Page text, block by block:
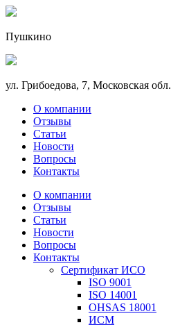
Пушкино
ул. Грибоедова, 7, Московская обл.
О компании
Отзывы
Статьи
Новости
Вопросы
Контакты
О компании
Отзывы
Статьи
Новости
Вопросы
Контакты
Сертификат ИСО
ISO 9001
ISO 14001
OHSAS 18001
ИСМ